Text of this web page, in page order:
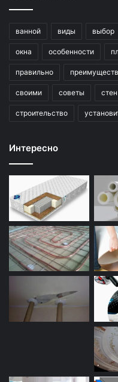
ванной виды выбор
окна особенности
правильно
своими советы стен
строительство
Интересно